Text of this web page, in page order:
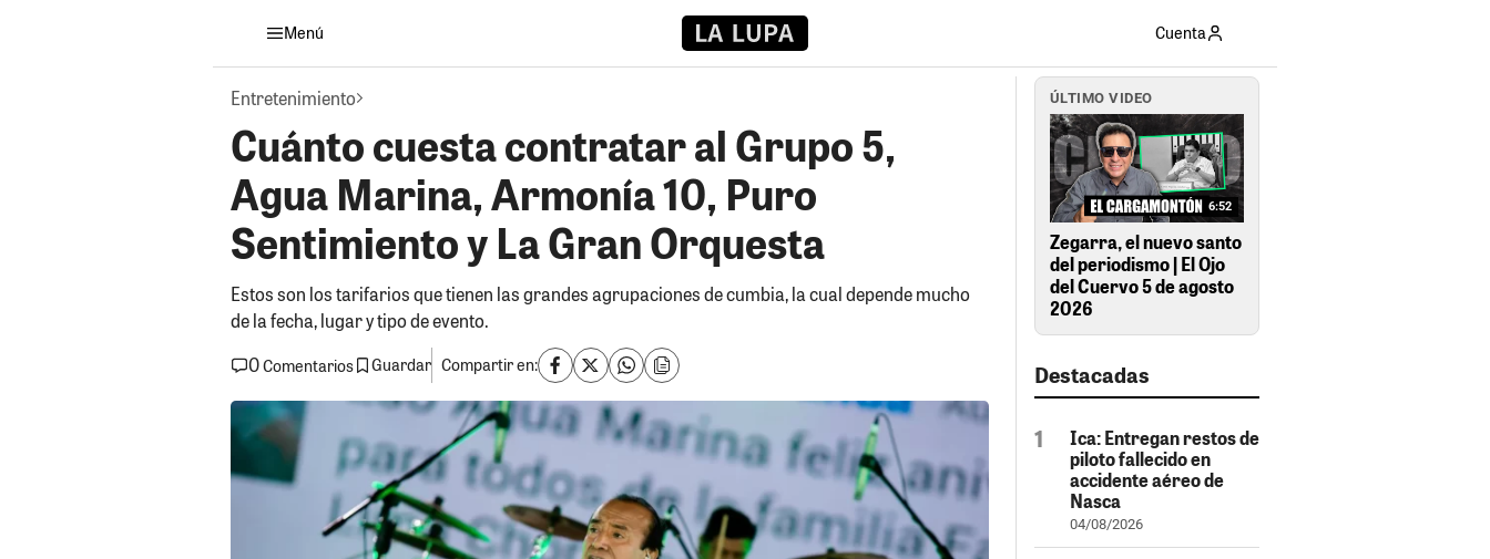
Menú Cuenta
Entretenimiento
Cuánto cuesta contratar al Grupo 5,
Agua Marina, Armonía 10, Puro
Sentimiento y La Gran Orquesta
Estos son los tarifarios que tienen las grandes agrupaciones de cumbia, la cual depende mucho
de la fecha, lugar y tipo de evento.
0Comentarios Guardar Compartir en:
ÚLTIMO VIDEO
6:52
Zegarra, el nuevo santo
del periodismo | El Ojo
del Cuervo 5 de agosto
2026
Destacadas
Ica: Entregan restos de
piloto fallecido en
accidente aéreo de
Nasca
04/08/2026